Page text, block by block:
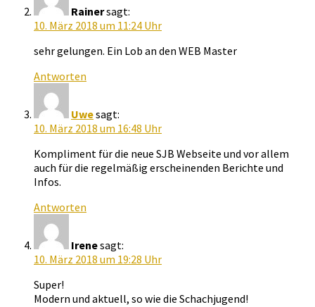
Rainersagt:
10. März 2018 um 11:24 Uhr
sehr gelungen. Ein Lob an den WEB Master
Antworten
Uwesagt:
10. März 2018 um 16:48 Uhr
Kompliment für die neue SJB Webseite und vor allem
auch für die regelmäßig erscheinenden Berichte und
Infos.
Antworten
Irenesagt:
10. März 2018 um 19:28 Uhr
Super!
Modern und aktuell, so wie die Schachjugend!